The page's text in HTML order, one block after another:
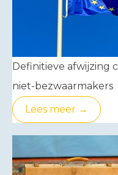
Definitieve afwijzing
niet-bezwaarmakers
Lees meer →